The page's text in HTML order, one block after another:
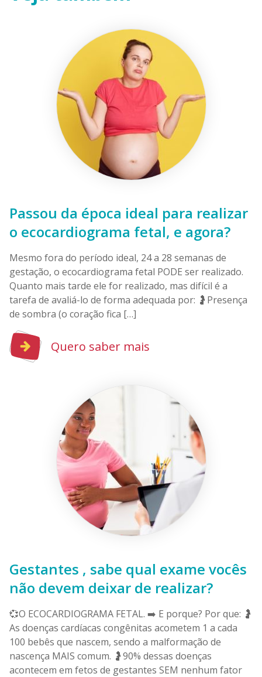
Passou da época ideal para realizar
o ecocardiograma fetal, e agora?
Mesmo fora do período ideal, 24 a 28 semanas de
gestação, o ecocardiograma fetal PODE ser realizado.
Quanto mais tarde ele for realizado, mas difícil é a
tarefa de avaliá-lo de forma adequada por: 🤰Presença
de sombra (o coração fica […]
Quero saber mais
Gestantes , sabe qual exame vocês
não devem deixar de realizar?
💞O ECOCARDIOGRAMA FETAL. ➡️ E porque? Por que: 🤰
As doenças cardíacas congênitas acometem 1 a cada
100 bebês que nascem, sendo a malformação de
nascença MAIS comum. 🤰90% dessas doenças
acontecem em fetos de gestantes SEM nenhum fator